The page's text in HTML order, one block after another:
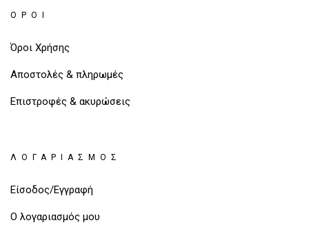
ΌΡΟΙ
Όροι Χρήσης
Αποστολές & πληρωμές
Επιστροφές & ακυρώσεις
ΛΟΓΑΡΙΑΣΜΌΣ
Είσοδος/Εγγραφή
Ο λογαριασμός μου